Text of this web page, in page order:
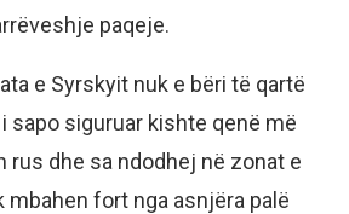
paqeje.
e Syrskyit nuk e bëri të qartë
sapo siguruar kishte qenë më
rus dhe sa ndodhej në zonat e
mbahen fort nga asnjëra palë